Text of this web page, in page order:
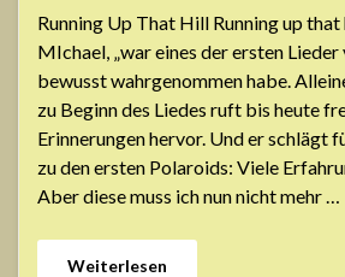
Running Up That Hill Running up
MIchael, „war eines der ersten
bewusst wahrgenommen habe.
zu Beginn des Liedes ruft bis heute
Erinnerungen hervor. Und er schlägt
zu den ersten Polaroids: Viele
Aber diese muss ich nun nicht mehr …
Weiterlesen